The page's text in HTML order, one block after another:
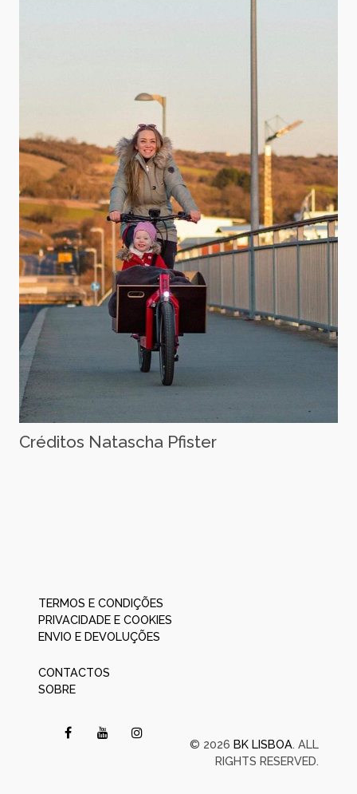
Créditos Natascha Pfister
TERMOS E CONDIÇÕES
PRIVACIDADE E COOKIES
ENVIO E DEVOLUÇÕES
CONTACTOS
SOBRE
© 2026 BK LISBOA. ALL
RIGHTS RESERVED.